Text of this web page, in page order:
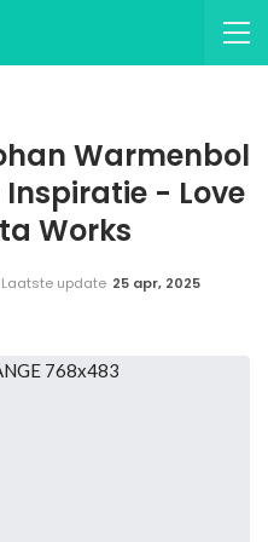
Warmenbol
- Love
Works
Laatste update 25 apr, 2025